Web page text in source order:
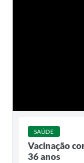
SAÚDE
Vacinação
36 anos